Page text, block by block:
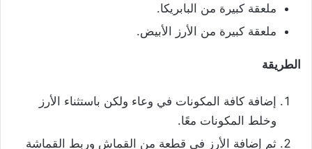
ملعقة كبيرة من البابريكا.
ملعقة كبيرة من الأرز الأبيض.
الطريقة
إضافة كافة المكونات في وعاء ولكن باستثناء الأرز
وخلط المكونات معًا.
ثم إضافة الأرز في قطعة من القماش وربط القماشة